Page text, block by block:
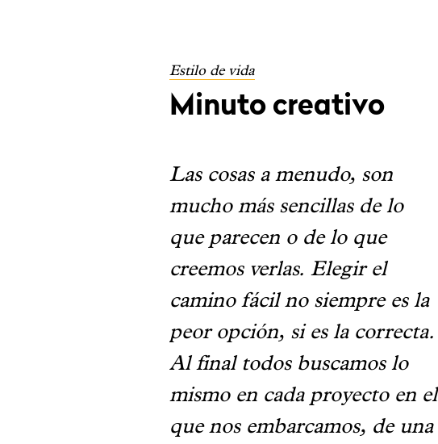
Estilo de vida
Minuto creativo
Las cosas a menudo, son
mucho más sencillas de lo
que parecen o de lo que
creemos verlas. Elegir el
camino fácil no siempre es la
peor opción, si es la correcta.
Al final todos buscamos lo
mismo en cada proyecto en el
que nos embarcamos, de una